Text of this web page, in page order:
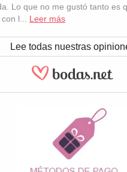
Lo que no me gustó tanto es
l... Leer más
Lee todas nuestras